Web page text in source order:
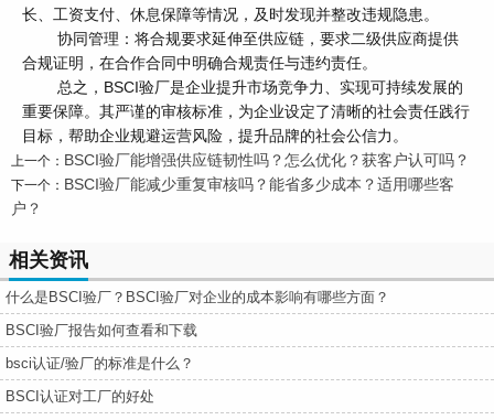
长、工资支付、休息保障等情况，及时发现并整改违规隐患。
协同管理：将合规要求延伸至供应链，要求二级供应商提供
合规证明，在合作合同中明确合规责任与违约责任。
总之，BSCI验厂是企业提升市场竞争力、实现可持续发展的
重要保障。其严谨的审核标准，为企业设定了清晰的社会责任践行
目标，帮助企业规避运营风险，提升品牌的社会公信力。
上一个： BSCI验厂能增强供应链韧性吗？怎么优化？获客户认可吗？
下一个： BSCI验厂能减少重复审核吗？能省多少成本？适用哪些客
户？
相关资讯
什么是BSCI验厂？BSCI验厂对企业的成本影响有哪些方面？
BSCI验厂报告如何查看和下载
bsci认证/验厂的标准是什么？
BSCI认证对工厂的好处